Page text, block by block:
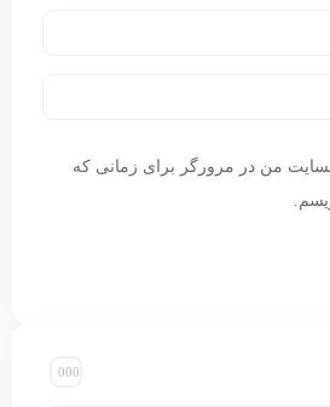
من در مرورگر برای زمانی که